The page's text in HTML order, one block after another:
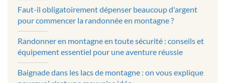
Faut-il obligatoirement dépenser beaucoup d'argent
pour commencer la randonnée en montagne ?
Randonner en montagne en toute sécurité : conseils et
équipement essentiel pour une aventure réussie
Baignade dans les lacs de montagne : on vous explique